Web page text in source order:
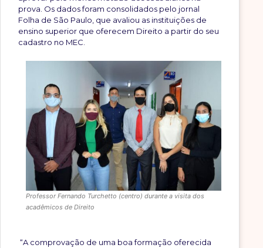
prova. Os dados foram consolidados pelo jornal
Folha de São Paulo, que avaliou as instituições de
ensino superior que oferecem Direito a partir do seu
cadastro no MEC.
Professor Fernando Turchetto (centro) durante a visita dos
acadêmicos de Direito
“A comprovação de uma boa formação oferecida